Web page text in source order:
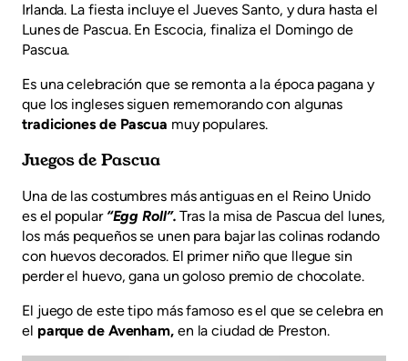
Irlanda. La fiesta incluye el Jueves Santo, y dura hasta el
Lunes de Pascua. En Escocia, finaliza el Domingo de
Pascua.
Es una celebración que se remonta a la época pagana y
que los ingleses siguen rememorando con algunas
tradiciones de Pascua muy populares.
Juegos de Pascua
Una de las costumbres más antiguas en el Reino Unido
es el popular “Egg Roll”.Tras la misa de Pascua del lunes,
los más pequeños se unen para bajar las colinas rodando
con huevos decorados. El primer niño que llegue sin
perder el huevo, gana un goloso premio de chocolate.
El juego de este tipo más famoso es el que se celebra en
el parque de Avenham,en la ciudad de Preston.